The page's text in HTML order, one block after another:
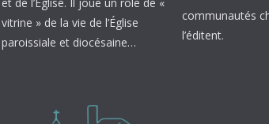
vitrine » de la vie de l’Église
paroissiale et diocésaine…
communautés
l’éditent.